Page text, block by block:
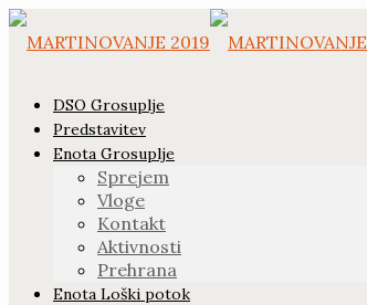
DSO Grosuplje
Predstavitev
Enota Grosuplje
Sprejem
Vloge
Kontakt
Aktivnosti
Prehrana
Enota Loški potok